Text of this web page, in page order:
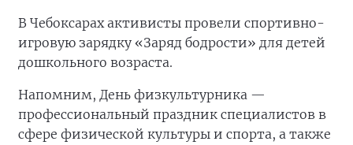
В Чебоксарах активисты провели спортивно-
игровую зарядку «Заряд бодрости» для детей
дошкольного возраста.
Напомним, День физкультурника —
профессиональный праздник специалистов в
сфере физической культуры и спорта, а также